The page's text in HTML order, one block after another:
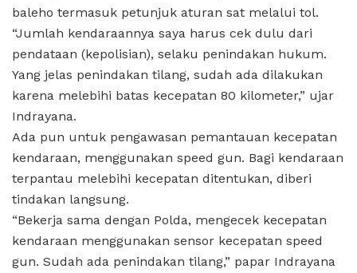
baleho termasuk petunjuk aturan sat melalui tol.
“Jumlah kendaraannya saya harus cek dulu dari
pendataan (kepolisian), selaku penindakan hukum.
Yang jelas penindakan tilang, sudah ada dilakukan
karena melebihi batas kecepatan 80 kilometer,” ujar
Indrayana.
Ada pun untuk pengawasan pemantauan kecepatan
kendaraan, menggunakan speed gun. Bagi kendaraan
terpantau melebihi kecepatan ditentukan, diberi
tindakan langsung.
“Bekerja sama dengan Polda, mengecek kecepatan
kendaraan menggunakan sensor kecepatan speed
gun. Sudah ada penindakan tilang,” papar Indrayana